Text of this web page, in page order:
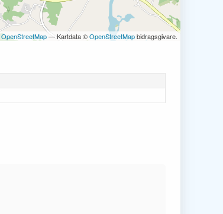
OpenStreetMap— Kartdata ©OpenStreetMapbidragsgivare.